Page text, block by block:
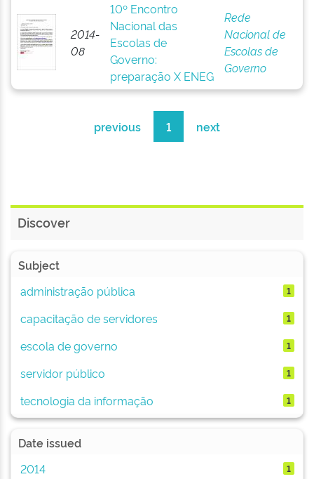
2014-
08
10º Encontro
Nacional das
Escolas de
Governo:
preparação X ENEG
Rede
Nacional de
Escolas de
Governo
previous 1 next
Discover
Subject
administração pública
1
capacitação de servidores 1
escola de governo 1
servidor público 1
tecnologia da informação 1
Date issued
2014
1